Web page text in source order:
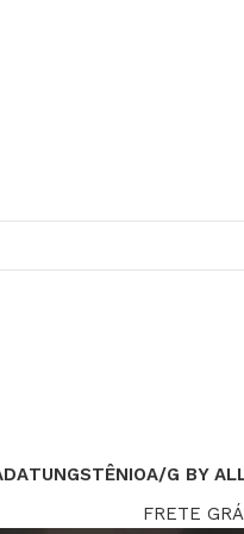
TUNGSTÊNIOA/G BY
FRETE